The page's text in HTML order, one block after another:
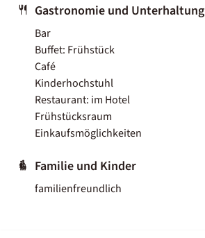
Gastronomie und Unterhaltung
Bar
Buffet: Frühstück
Café
Kinderhochstuhl
Restaurant: im Hotel
Frühstücksraum
Einkaufsmöglichkeiten
Familie und Kinder
familienfreundlich